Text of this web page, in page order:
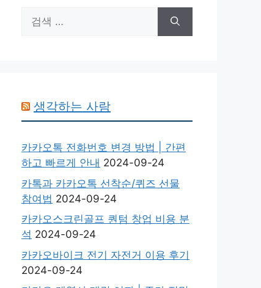
색:
생각하는 사람
카카오톡 전화번호 변경 방법 | 간편
하고 빠르게 안내 2024-09-24
카톡과 카카오톡 선착순/퀴즈 선물
참여법 2024-09-24
카카오스크린골프 퀀텀 창업 비용 분
석 2024-09-24
카카오바이크 전기 자전거 이용 후기
2024-09-24